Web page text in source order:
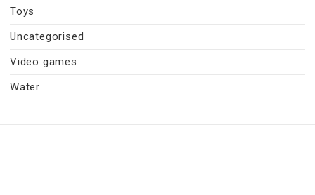
Toys
Uncategorised
Video games
Water